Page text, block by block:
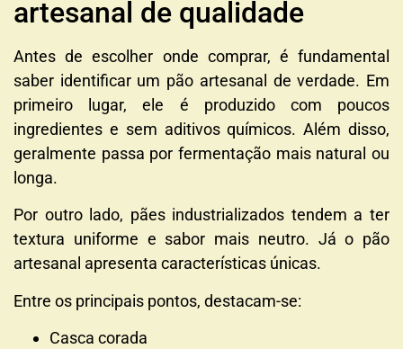
artesanal de qualidade
Antes de escolher onde comprar, é fundamental
saber identificar um pão artesanal de verdade. Em
primeiro lugar, ele é produzido com poucos
ingredientes e sem aditivos químicos. Além disso,
geralmente passa por fermentação mais natural ou
longa.
Por outro lado, pães industrializados tendem a ter
textura uniforme e sabor mais neutro. Já o pão
artesanal apresenta características únicas.
Entre os principais pontos, destacam-se:
Casca corada